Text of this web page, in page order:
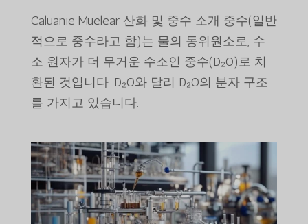
Caluanie Muelear 산화 및 중수 소개 중수(일반
적으로 중수라고 함)는 물의 동위원소로, 수
소 원자가 더 무거운 수소인 중수(D₂O)로 치
환된 것입니다. D₂O와 달리 D₂O의 분자 구조
를 가지고 있습니다.